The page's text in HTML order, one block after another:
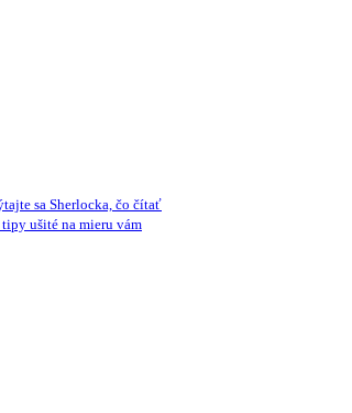
sa Sherlocka, čo čítať
ušité na mieru vám